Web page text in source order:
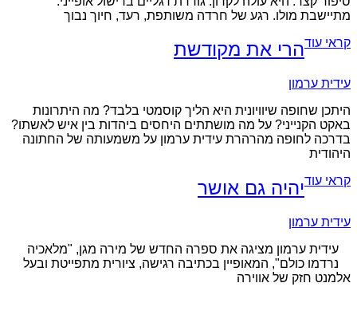
מתיישבת מולו. רגע של חרדה משותפת, רעד, חיוך נבוך
קראי עודהרי את מקודשת
עידית ערמון
היתכן שחופה שיוויונית היא הליך קוסמטי בלבד? מה היתרונות
באקט הקנייני? על מה מושתתים היחסים ביהדות בין איש לאשתו?
בדרכה לחופה מהרהרת עידית ערמון על משמעותה של החתונה
היהודית
קראי עודיהיה גם אושר
עידית ערמון
עידית ערמון מציגה את ספרה החדש של מירה מגן, "מלאכיה
נרדמו כולם", המאופיין בכתיבה רגישה, ציורית מתפייטת ובעל
אלמנט חזק של אווירה